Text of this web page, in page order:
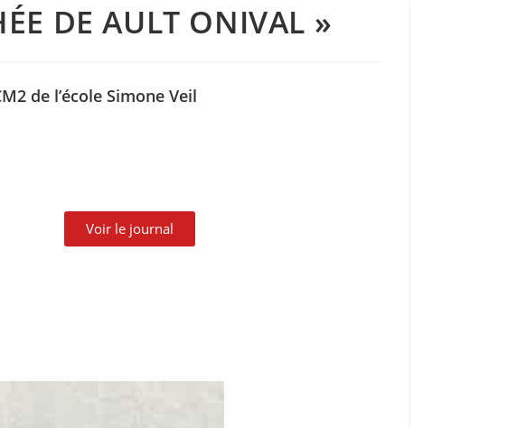
DE AULT ONIVAL »
de l’école Simone Veil
Voir le journal